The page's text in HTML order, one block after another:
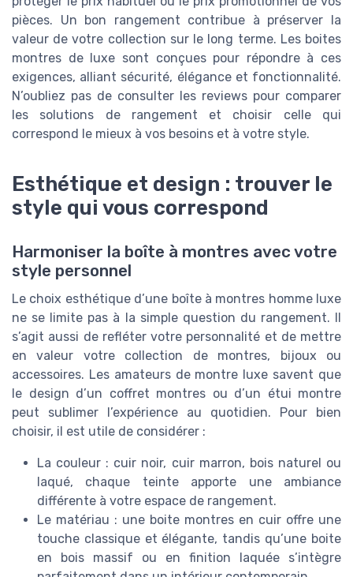
pièces. Un bon rangement contribue à préserver la
valeur de votre collection sur le long terme. Les boites
montres de luxe sont conçues pour répondre à ces
exigences, alliant sécurité, élégance et fonctionnalité.
N’oubliez pas de consulter les reviews pour comparer
les solutions de rangement et choisir celle qui
correspond le mieux à vos besoins et à votre style.
Esthétique et design : trouver le
style qui vous correspond
Harmoniser la boîte à montres avec votre
style personnel
Le choix esthétique d’une boîte à montres homme luxe
ne se limite pas à la simple question du rangement. Il
s’agit aussi de refléter votre personnalité et de mettre
en valeur votre collection de montres, bijoux ou
accessoires. Les amateurs de montre luxe savent que
le design d’un coffret montres ou d’un étui montre
peut sublimer l’expérience au quotidien. Pour bien
choisir, il est utile de considérer :
La couleur : cuir noir, cuir marron, bois naturel ou
laqué, chaque teinte apporte une ambiance
différente à votre espace de rangement.
Le matériau : une boite montres en cuir offre une
touche classique et élégante, tandis qu’une boite
en bois massif ou en finition laquée s’intègre